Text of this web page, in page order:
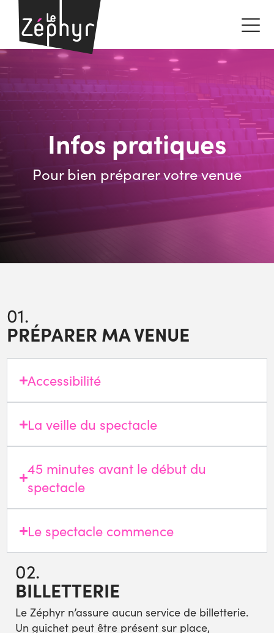
Infos pratiques
Pour bien préparer votre venue
01.
PRÉPARER MA VENUE
Accessibilité
La veille du spectacle
45 minutes avant le début du
spectacle
Le spectacle commence
02.
BILLETTERIE
Le Zéphyr n’assure aucun service de billetterie.
Un guichet peut être présent sur place,